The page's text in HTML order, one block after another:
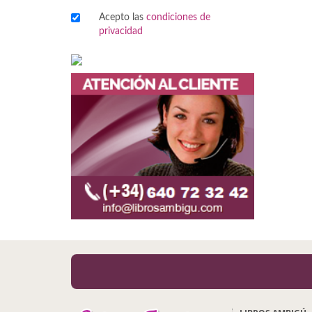
Acepto las condiciones de
privacidad